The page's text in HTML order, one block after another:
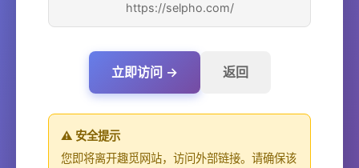
https://selpho.com/
立即访问 → 返回
⚠️ 安全提示
您即将离开趣觅网站，访问外部链接。请确保该